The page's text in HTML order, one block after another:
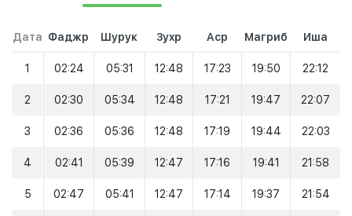
Дата Фаджр Шурук Зухр Аср Магриб Иша
1 02:24 05:31 12:48 17:23 19:50 22:12
2 02:30 05:34 12:48 17:21 19:47 22:07
3 02:36 05:36 12:48 17:19 19:44 22:03
4 02:41 05:39 12:47 17:16 19:41 21:58
5 02:47 05:41 12:47 17:14 19:37 21:54